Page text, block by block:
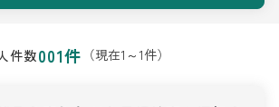
件数001件 （現在1 ～1件）